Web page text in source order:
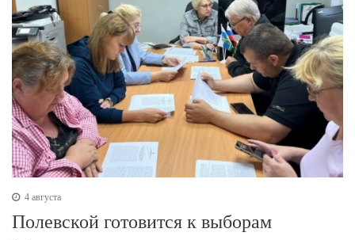
4 августа
Полевской готовится к выборам